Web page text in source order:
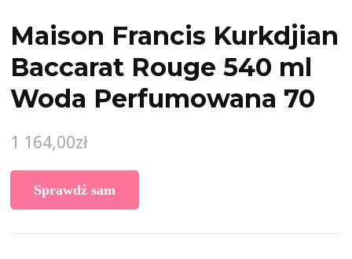
Maison Francis Kurkdjian
Baccarat Rouge 540 ml
Woda Perfumowana 70
1 164,00zł
Sprawdź sam